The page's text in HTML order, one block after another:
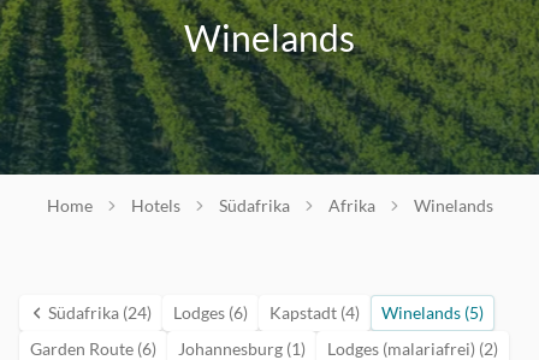
Winelands
Home Hotels Südafrika Afrika Winelands
Südafrika (24) Lodges (6) Kapstadt (4)
Winelands (5)
Garden Route (6)
Johannesburg (1) Lodges (malariafrei) (2)